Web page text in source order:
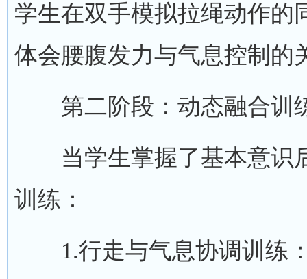
学生在双手模拟拉绳动作的
体会腰腹发力与气息控制的
第二阶段：动态融合训
当学生掌握了基本意识
训练：
1.行走与气息协调训练：